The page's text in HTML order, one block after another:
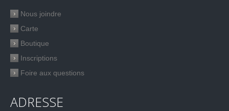
Nous joindre
Carte
Boutique
Inscriptions
Foire aux questions
ADRESSE